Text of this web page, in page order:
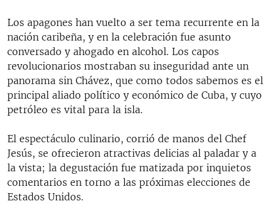
Los apagones han vuelto a ser tema recurrente en la
nación caribeña, y en la celebración fue asunto
conversado y ahogado en alcohol. Los capos
revolucionarios mostraban su inseguridad ante un
panorama sin Chávez, que como todos sabemos es el
principal aliado político y económico de Cuba, y cuyo
petróleo es vital para la isla.
El espectáculo culinario, corrió de manos del Chef
Jesús, se ofrecieron atractivas delicias al paladar y a
la vista; la degustación fue matizada por inquietos
comentarios en torno a las próximas elecciones de
Estados Unidos.